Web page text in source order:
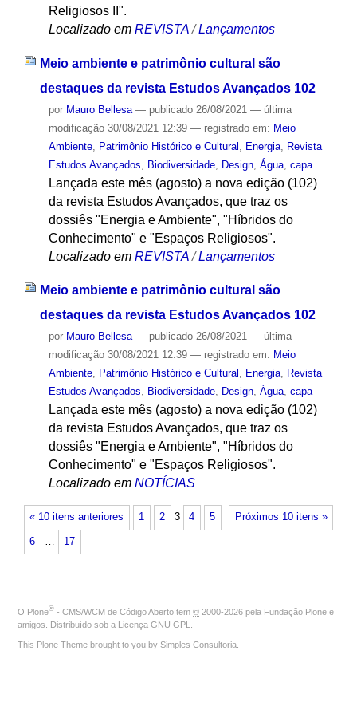
Religiosos II".
Localizado em REVISTA /Lançamentos
Meio ambiente e patrimônio cultural são
destaques da revista Estudos Avançados 102
por Mauro Bellesa — publicado26/08/2021 — última
modificação30/08/2021 12:39 — registrado em: Meio
Ambiente, Patrimônio Histórico e Cultural Energia, Revista
Estudos Avançados
Biodiversidade, Design, Água, capa
Lançada este mês (agosto) a nova edição (102)
da revista Estudos Avançados, que traz os
dossiês "Energia e Ambiente", "Híbridos do
Conhecimento" e "Espaços Religiosos".
Localizado em REVISTA /Lançamentos
Meio ambiente e patrimônio cultural são
destaques da revista Estudos Avançados 102
por Mauro Bellesa — publicado26/08/2021 — última
modificação30/08/2021 12:39 — registrado em: Meio
Ambiente, Patrimônio Histórico e Cultural , Energia, Revista
Estudos Avançados, Biodiversidade, Design, Água, capa
Lançada este mês (agosto) a nova edição (102)
da revista Estudos Avançados, que traz os
dossiês "Energia e Ambiente", "Híbridos do
Conhecimento" e "Espaços Religiosos".
Localizado em NOTÍCIAS
« 10 itens anteriores Próximos 10 itens »
1 2 3 4 5
6 … 17
O Plone® - CMS/WCM de Código Aberto tem © 2000-2026 pela Fundação Plone e
amigos. Distribuído sob a Licença GNU GPL
This Plone Theme brought to you by Simples Consultoria